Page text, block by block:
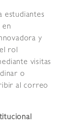
estudiantes
en
y
rol
visitas
o
al correo